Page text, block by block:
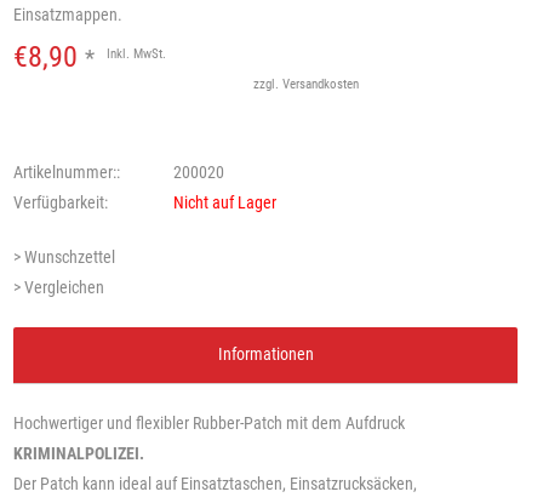
Einsatzmappen.
€8,90*
Inkl. MwSt.
zzgl. Versandkosten
Artikelnummer::
200020
Verfügbarkeit:
Nicht auf Lager
> Wunschzettel
> Vergleichen
Informationen
Hochwertiger und flexibler Rubber-Patch mit dem Aufdruck
KRIMINALPOLIZEI.
Der Patch kann ideal auf Einsatztaschen, Einsatzrucksäcken,